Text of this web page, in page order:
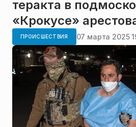
теракта в
«Крокусе»
ПРОИСШЕСТВИЯ 07 марта 2025